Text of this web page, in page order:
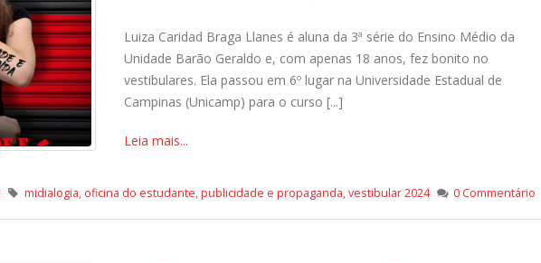
Luiza Caridad Braga Llanes é aluna da 3ª série do Ensino Médio da
Unidade Barão Geraldo e, com apenas 18 anos, fez bonito no
vestibulares. Ela passou em 6º lugar na Universidade Estadual de
Campinas (Unicamp) para o curso [...]
Leia mais...
midialogia, oficina do estudante,publicidade e propaganda,vestibular 2024 0 Commentário